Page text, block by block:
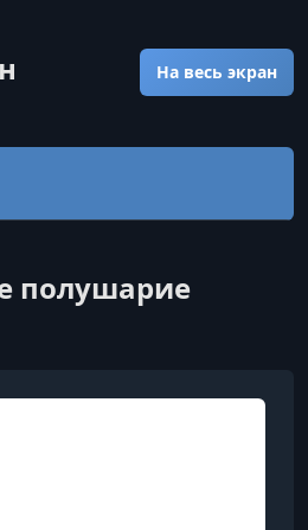
На весь экран
полушарие